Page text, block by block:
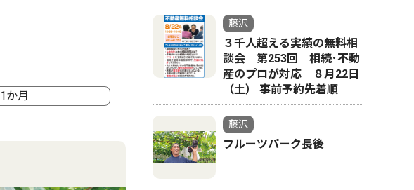
1か月
4
藤沢
３千人超える実績の無料相
談会 第253回 相続･不動
産のプロが対応 ８月22日
（土） 事前予約先着順
藤沢
フルーツパーク長後